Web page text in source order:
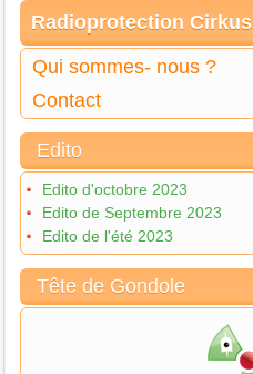
Radioprotection Cirkus
Qui sommes- nous ?
Contact
Edito
Edito d'octobre 2023
Edito de Septembre 2023
Edito de l'été 2023
Tête de Gondole